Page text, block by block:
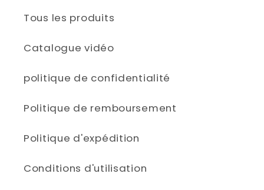
Tous les produits
Catalogue vidéo
politique de confidentialité
Politique de remboursement
Politique d'expédition
Conditions d'utilisation